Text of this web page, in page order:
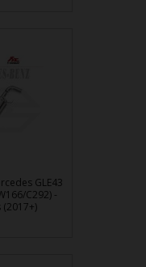
GLE43
C292) -
(2017+)